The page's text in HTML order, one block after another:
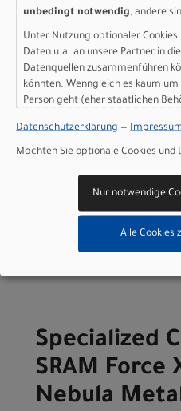
12º flare
Sattelstütze
: Roval Terra
Gewicht: 7.64 kg (16 lb, 13.5
Geschlecht: Men|Women
Herstellerdaten gem. GPSR
Marke Specialized:
Specialized
Hauptstr. 4
D-83607 Holzkirchen
+49 8024 90 288 01
Varianten
Specialized
SRAM Force
Nebula
unbedingt notwendig, andere
Unter Nutzung optionaler
Daten u.a. an unsere Partner in
Datenquellen zusammenführen
könnten. Wenngleich es kaum
Person geht (eher staatlichen
sind wie bei uns in der
Datenschutzerklärung —
Möchten Sie optionale Cookies
Nur notwendige
Alle Cookies